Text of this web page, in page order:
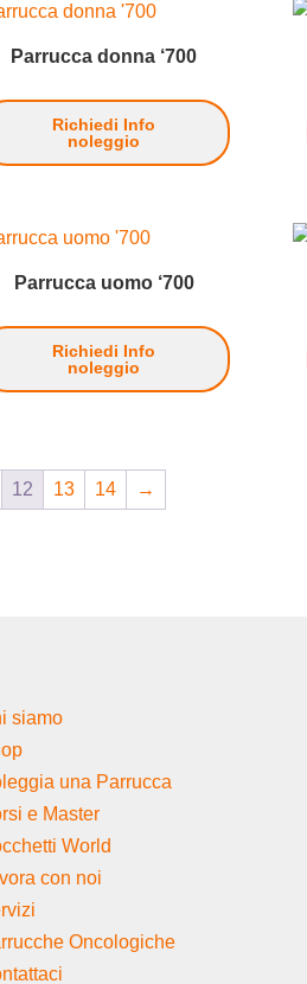
Parrucca donna ‘700
Richiedi Info
noleggio
Parrucca uomo ‘700
Richiedi Info
noleggio
12 13 14 →
siamo
una Parrucca
e Master
World
con noi
Oncologiche